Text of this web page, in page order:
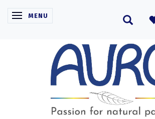
SKIFTE NAVIGATION
MENU